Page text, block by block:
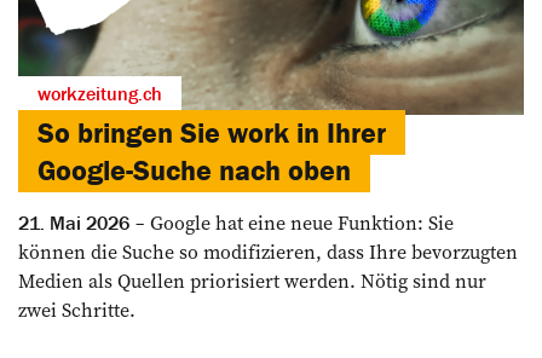
workzeitung.ch
So bringen Sie work in Ihrer
Google-Suche nach oben
21. Mai 2026
Google hat eine neue Funktion: Sie
können die Suche so modifizieren, dass Ihre bevorzugten
Medien als Quellen priorisiert werden. Nötig sind nur
zwei Schritte.